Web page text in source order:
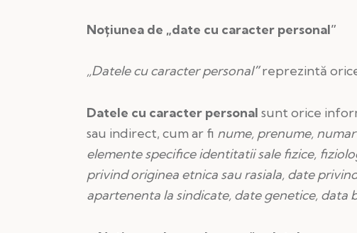
Noțiunea de „date cu caracter personal”
„Datele cu caracter personal”reprezintă
Datele cu caracter personal sunt orice
sau indirect, cum ar fi nume, prenume,
elemente specifice identitatii sale fizice,
privind originea etnica sau rasiala, date
apartenenta la sindicate, date genetice, data